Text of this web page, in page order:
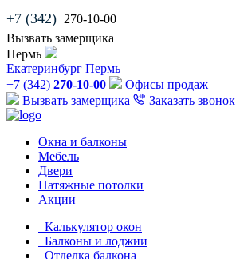
+7 (342) 270-10-00
Вызвать замерщика
Пермь
Екатеринбург Пермь
+7 (342) 270-10-00
Офисы продаж
Вызвать замерщика
Заказать звонок
Окна и балконы
Мебель
Двери
Натяжные потолки
Акции
Калькулятор окон
Балконы и лоджии
Отделка балкона